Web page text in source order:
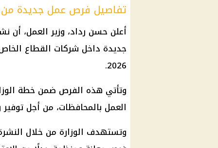
تفاصيل فرص عمل جديدة من
جديدة داخل شركات القطاع
2026.
وتأتي هذه الفرص ضمن خطة
العمل بالمحافظات، من أجل
وتستهدف الوزارة من خلال